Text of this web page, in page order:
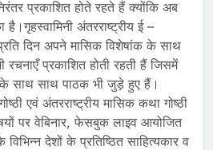
प्रकाशित होते रहते हैं क्योंकि अब
है।गृहस्वामिनी अंतरराष्ट्रीय ई –
दिन अपने मासिक विशेषांक के साथ
रचनाएँ प्रकाशित होती रहती हैं जिसमें
के साथ साथ पाठक भी जुड़े हुए हैं।
एवं अंतरराष्ट्रीय मासिक कथा गोष्ठी
पर वेबिनार, फेसबुक लाइव आयोजित
देशों के प्रतिष्ठित साहित्यकार व